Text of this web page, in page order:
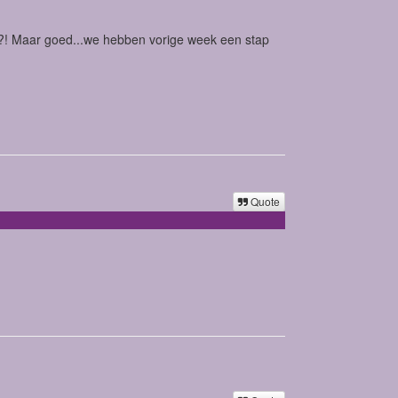
Maar goed...we hebben vorige week een stap
Quote